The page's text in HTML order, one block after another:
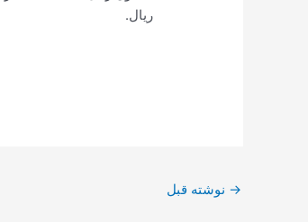
ریال.
پیمایش
→ نوشته قبل